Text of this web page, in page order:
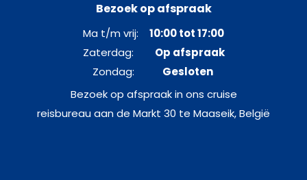
Dek 6 – Coral
Balkonhut
Junior Suite Balcony-[JS]
Dek 9 – Crab
Bezoek op afspraak
Ma t/m vrij: 10:00 tot 17:00
Zaterdag: Op afspraak
Zondag: Gesloten
Bezoek op afspraak in ons cruise
reisbureau aan de Markt 30 te Maaseik, België